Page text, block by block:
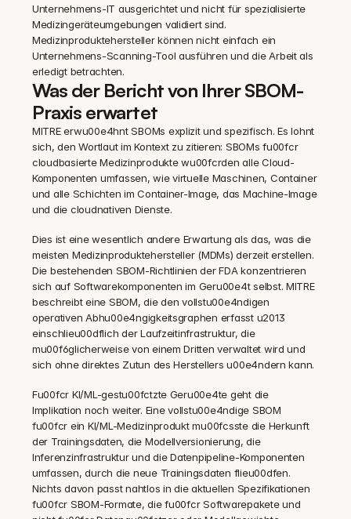
Unternehmens-IT ausgerichtet und nicht für spezialisierte
Medizingeräteumgebungen validiert sind.
Medizinproduktehersteller können nicht einfach ein
Unternehmens-Scanning-Tool ausführen und die Arbeit als
erledigt betrachten.
Was der Bericht von Ihrer SBOM-
Praxis erwartet
MITRE erwu00e4hnt SBOMs explizit und spezifisch. Es lohnt
sich, den Wortlaut im Kontext zu zitieren: SBOMs fu00fcr
cloudbasierte Medizinprodukte wu00fcrden alle Cloud-
Komponenten umfassen, wie virtuelle Maschinen, Container
und alle Schichten im Container-Image, das Machine-Image
und die cloudnativen Dienste.
Dies ist eine wesentlich andere Erwartung als das, was die
meisten Medizinproduktehersteller (MDMs) derzeit erstellen.
Die bestehenden SBOM-Richtlinien der FDA konzentrieren
sich auf Softwarekomponenten im Geru00e4t selbst. MITRE
beschreibt eine SBOM, die den vollstu00e4ndigen
operativen Abhu00e4ngigkeitsgraphen erfasst u2013
einschlieu00dflich der Laufzeitinfrastruktur, die
mu00f6glicherweise von einem Dritten verwaltet wird und
sich ohne direktes Zutun des Herstellers u00e4ndern kann.
Fu00fcr KI/ML-gestu00fctzte Geru00e4te geht die
Implikation noch weiter. Eine vollstu00e4ndige SBOM
fu00fcr ein KI/ML-Medizinprodukt mu00fcsste die Herkunft
der Trainingsdaten, die Modellversionierung, die
Inferenzinfrastruktur und die Datenpipeline-Komponenten
umfassen, durch die neue Trainingsdaten flieu00dfen.
Nichts davon passt nahtlos in die aktuellen Spezifikationen
fu00fcr SBOM-Formate, die fu00fcr Softwarepakete und